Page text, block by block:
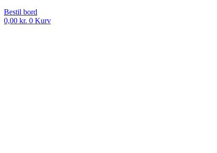
Bestil bord
0,00 kr. 0 Kurv